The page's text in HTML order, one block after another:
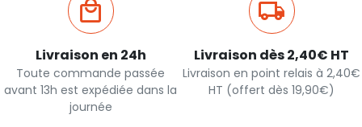
Livraison en 24h
Toute commande passée
avant 13h est expédiée dans la
journée
Livraison dès 2,40€ HT
Livraison en point relais à 2,40€
HT (offert dès 19,90€)